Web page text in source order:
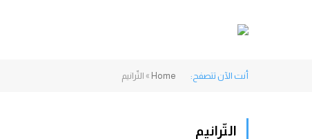
أنت الآن تتصفح: Home
» التّرانيم
التّرانيم